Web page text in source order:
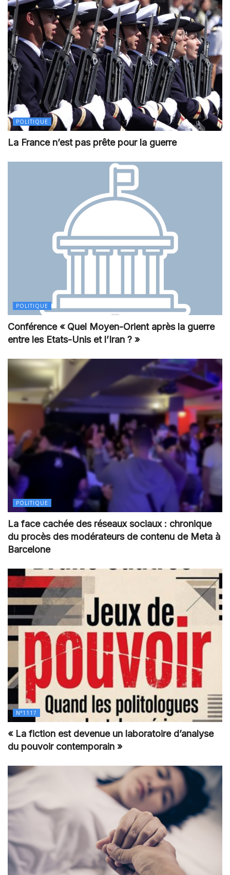
POLITIQUE
La France n’est pas prête pour la guerre
POLITIQUE
Conférence « Quel Moyen-Orient après la guerre
entre les Etats-Unis et l’Iran ? »
POLITIQUE
La face cachée des réseaux sociaux : chronique
du procès des modérateurs de contenu de Meta à
Barcelone
N°1117
« La fiction est devenue un laboratoire d’analyse
du pouvoir contemporain »